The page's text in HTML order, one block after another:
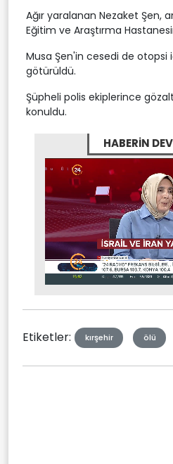
Ağır yaralanan Nezaket Şen,
Eğitim ve Araştırma
Musa Şen'in cesedi de otopsi
götürüldü.
Şüpheli polis ekiplerince
konuldu.
HABERİN
Mute Stream
Etiketler: kırşehir ölü